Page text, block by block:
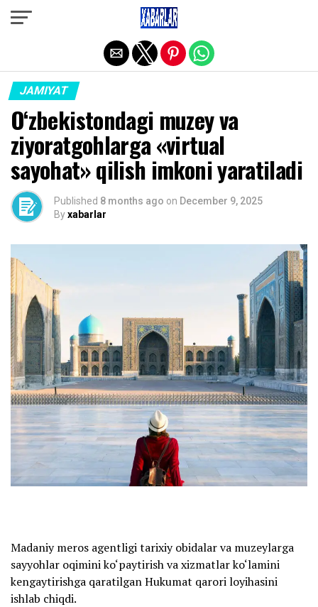
JAMIYAT
O‘zbekistondagi muzey va
ziyoratgohlarga «virtual
sayohat» qilish imkoni yaratiladi
Published 8 months ago on December 9, 2025
Byxabarlar
Madaniy meros agentligi tarixiy obidalar va muzeylarga
sayyohlar oqimini ko‘paytirish va xizmatlar ko‘lamini
kengaytirishga qaratilgan Hukumat qarori loyihasini
ishlab chiqdi.
Exit mobile version